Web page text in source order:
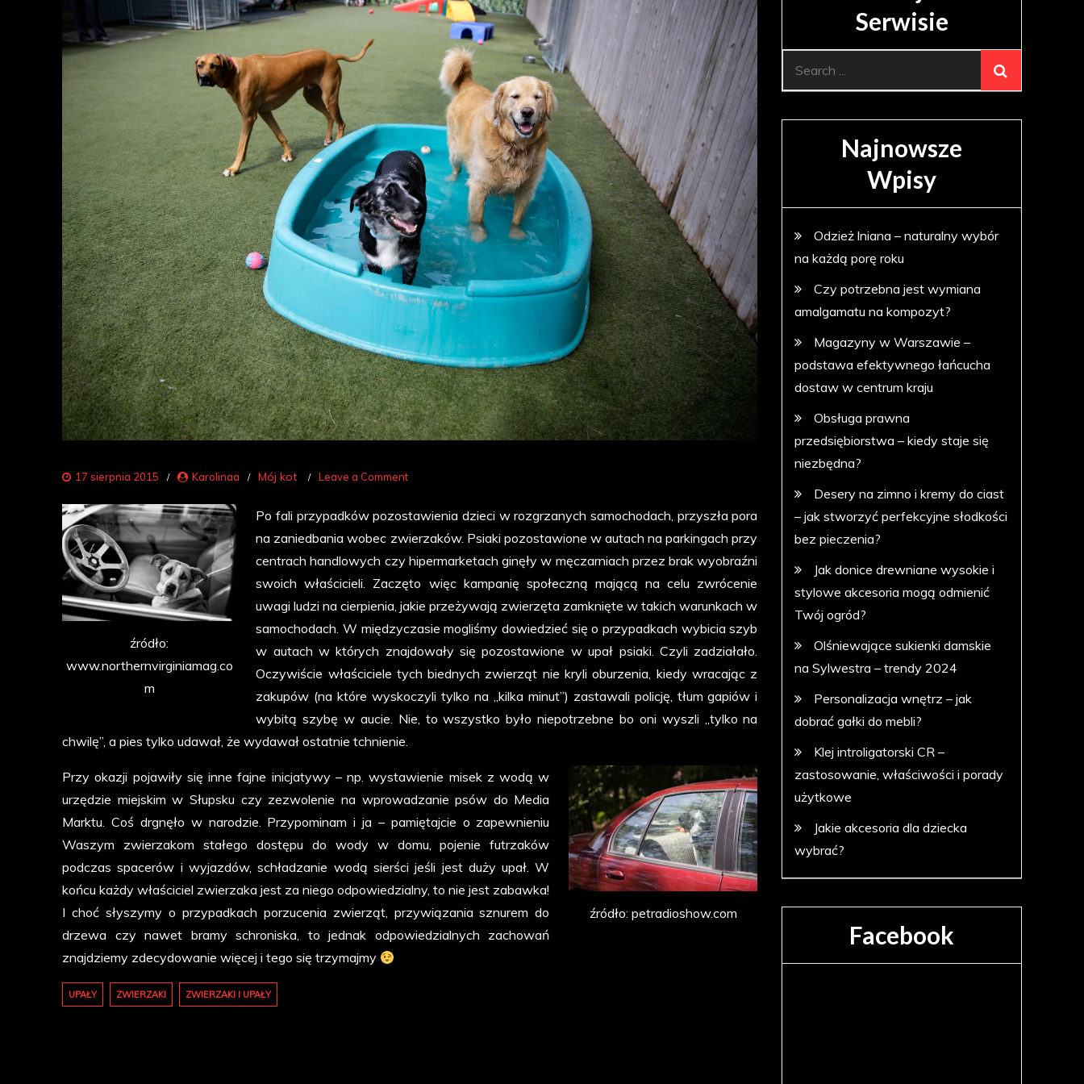
17 sierpnia 2015 Karolinaa Mój kot Leave a Commenton
kontra
upały
źródło:
www.northernvirginiamag.co
m
Po fali przypadków pozostawienia dzieci w rozgrzanych samochodach, przyszła pora
na zaniedbania wobec zwierzaków. Psiaki pozostawione w autach na parkingach przy
centrach handlowych czy hipermarketach ginęły w męczarniach przez brak wyobraźni
swoich właścicieli. Zaczęto więc kampanię społeczną mającą na celu zwrócenie
uwagi ludzi na cierpienia, jakie przeżywają zwierzęta zamknięte w takich warunkach w
samochodach. W międzyczasie mogliśmy dowiedzieć się o przypadkach wybicia szyb
w autach w których znajdowały się pozostawione w upał psiaki. Czyli zadziałało.
Oczywiście właściciele tych biednych zwierząt nie kryli oburzenia, kiedy wracając z
zakupów (na które wyskoczyli tylko na „kilka minut”) zastawali policję, tłum gapiów i
wybitą szybę w aucie. Nie, to wszystko było niepotrzebne bo oni wyszli „tylko na
chwilę”, a pies tylko udawał, że wydawał ostatnie tchnienie.
źródło: petradioshow.com
Przy okazji pojawiły się inne fajne inicjatywy – np. wystawienie misek z wodą w
urzędzie miejskim w Słupsku czy zezwolenie na wprowadzanie psów do Media
Marktu. Coś drgnęło w narodzie. Przypominam i ja – pamiętajcie o zapewnieniu
Waszym zwierzakom stałego dostępu do wody w domu, pojenie futrzaków
podczas spacerów i wyjazdów, schładzanie wodą sierści jeśli jest duży upał. W
końcu każdy właściciel zwierzaka jest za niego odpowiedzialny, to nie jest zabawka!
I choć słyszymy o przypadkach porzucenia zwierząt, przywiązania sznurem do
drzewa czy nawet bramy schroniska, to jednak odpowiedzialnych zachowań
znajdziemy zdecydowanie więcej i tego się trzymajmy
UPAŁY ZWIERZAKI ZWIERZAKI I UPAŁY
Serwisie
Najnowsze
Wpisy
Odzież lniana – naturalny wybór
na każdą porę roku
Czy potrzebna jest wymiana
amalgamatu na kompozyt?
Magazyny w Warszawie –
podstawa efektywnego łańcucha
dostaw w centrum kraju
Obsługa prawna
przedsiębiorstwa – kiedy staje się
niezbędna?
Desery na zimno i kremy do ciast
– jak stworzyć perfekcyjne słodkości
bez pieczenia?
Jak donice drewniane wysokie i
stylowe akcesoria mogą odmienić
Twój ogród?
Olśniewające sukienki damskie
na Sylwestra – trendy 2024
Personalizacja wnętrz – jak
dobrać gałki do mebli?
Klej introligatorski CR –
zastosowanie, właściwości i porady
użytkowe
Jakie akcesoria dla dziecka
wybrać?
Facebook